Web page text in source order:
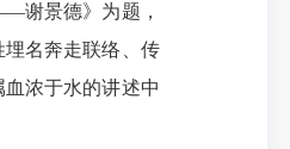
谢景德》为题，
名奔走联络、传
浓于水的讲述中